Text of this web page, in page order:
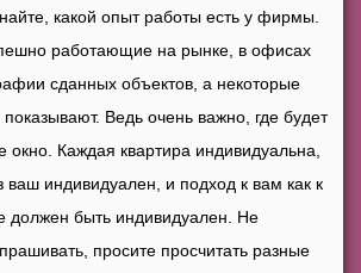
какой опыт работы есть у фирмы.
работающие на рынке, в офисах
сданных объектов, а некоторые
Ведь очень важно, где будет
окно. Каждая квартира индивидуальна,
ваш индивидуален, и подход к вам как к
должен быть индивидуален. Не
просите просчитать разные